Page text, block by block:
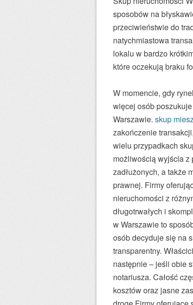
sposobów na
przeciwieństwie do
natychmiastowa
lokalu w bardzo
które oczekują braku
W momencie, gdy
więcej osób
Warszawie. skup
zakończenie
wielu przypadkach
możliwością wyjścia z
zadłużonych, a także
prawnej. Firmy
nieruchomości z
długotrwałych i
w Warszawie to
osób decyduje się na
transparentny.
następnie – jeśli obie
notariusza. Całość
kosztów oraz jasne